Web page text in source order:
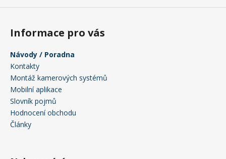
Informace pro vás
Návody / Poradna
Kontakty
Montáž kamerových systémů
Mobilní aplikace
Slovník pojmů
Hodnocení obchodu
Články